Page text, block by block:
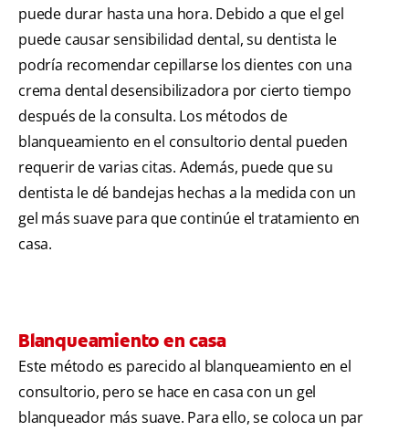
puede durar hasta una hora. Debido a que el gel
puede causar sensibilidad dental, su dentista le
podría recomendar cepillarse los dientes con una
crema dental desensibilizadora por cierto tiempo
después de la consulta. Los métodos de
blanqueamiento en el consultorio dental pueden
requerir de varias citas. Además, puede que su
dentista le dé bandejas hechas a la medida con un
gel más suave para que continúe el tratamiento en
casa.
Blanqueamiento en casa
Este método es parecido al blanqueamiento en el
consultorio, pero se hace en casa con un gel
blanqueador más suave. Para ello, se coloca un par